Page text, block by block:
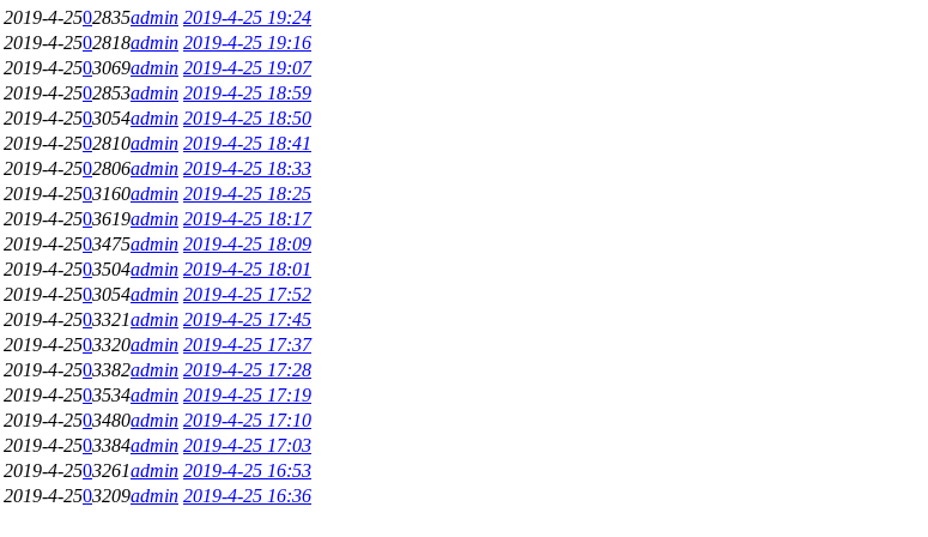
2019-4-2502835admin 2019-4-25 19:24
2019-4-2502818admin 2019-4-25 19:16
2019-4-2503069admin 2019-4-25 19:07
2019-4-2502853admin 2019-4-25 18:59
2019-4-2503054admin 2019-4-25 18:50
2019-4-2502810admin 2019-4-25 18:41
2019-4-2502806admin 2019-4-25 18:33
2019-4-2503160admin 2019-4-25 18:25
2019-4-2503619admin 2019-4-25 18:17
2019-4-2503475admin 2019-4-25 18:09
2019-4-2503504admin 2019-4-25 18:01
2019-4-2503054admin 2019-4-25 17:52
2019-4-2503321admin 2019-4-25 17:45
2019-4-2503320admin 2019-4-25 17:37
2019-4-2503382admin 2019-4-25 17:28
2019-4-2503534admin 2019-4-25 17:19
2019-4-2503480admin 2019-4-25 17:10
2019-4-2503384admin 2019-4-25 17:03
2019-4-2503261admin 2019-4-25 16:53
2019-4-2503209admin 2019-4-25 16:36